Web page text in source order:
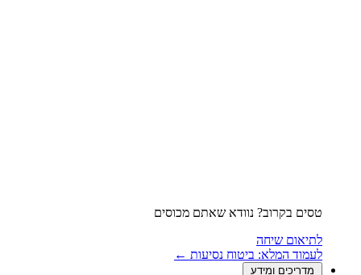
טסים בקרוב? נוודא שאתם מכוסים
לתיאום שיחה
לעמוד המלא: ביטוח נסיעות ←
מדריכים ומידע